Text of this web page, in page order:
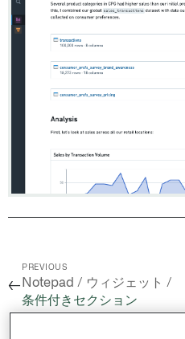
←
PREVIOUS
Notepad / ウィジェット /
条件付きセクション